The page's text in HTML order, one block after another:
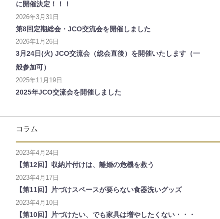
に開催決定！！！
2026年3月31日
第8回定期総会・JCO交流会を開催しました
2026年1月26日
3月24日(火) JCO交流会（総会直後）を開催いたします（一
般参加可）
2025年11月19日
2025年JCO交流会を開催しました
コラム
2023年4月24日
【第12回】収納片付けは、離婚の危機を救う
2023年4月17日
【第11回】片づけスペースが要らない食器洗いグッズ
2023年4月10日
【第10回】片づけたい、でも家具は増やしたくない・・・